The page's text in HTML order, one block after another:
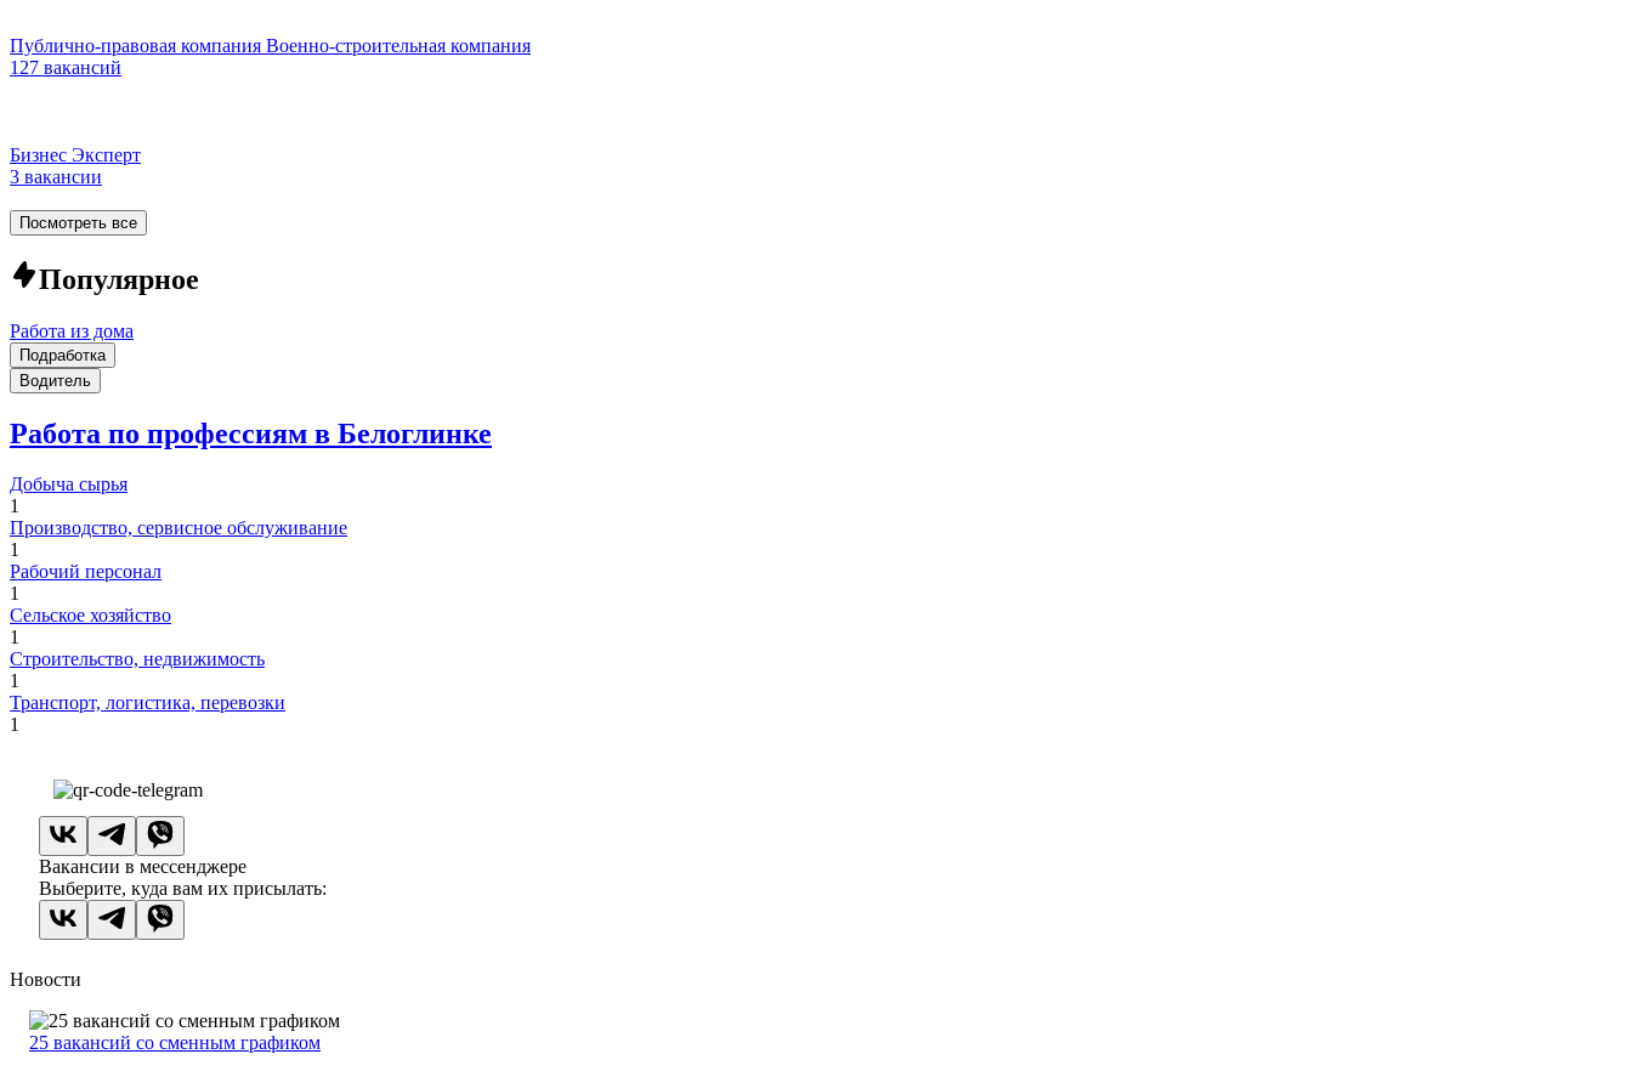
Публично-правовая компания Военно-строительная компания
127 вакансий
Бизнес Эксперт
3 вакансии
Посмотреть все
Популярное
Работа из дома
Подработка
Водитель
Работа по профессиям в Белоглинке
Добыча сырья
1
Производство, сервисное обслуживание
1
Рабочий персонал
1
Сельское хозяйство
1
Строительство, недвижимость
1
Транспорт, логистика, перевозки
1
Вакансии в мессенджере
Выберите, куда вам их присылать:
Новости
25 вакансий со сменным графиком